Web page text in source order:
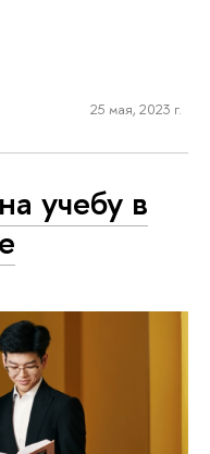
25 мая, 2023 г.
учебу в